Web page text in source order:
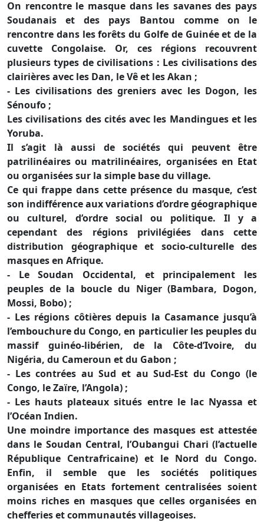
On rencontre le masque dans les savanes des pays
Soudanais et des pays Bantou comme on le
rencontre dans les forêts du Golfe de Guinée et de la
cuvette Congolaise. Or, ces régions recouvrent
plusieurs types de civilisations : Les civilisations des
clairières avec les Dan, le Vê et les Akan ;
- Les civilisations des greniers avec les Dogon, les
Sénoufo ;
Les civilisations des cités avec les Mandingues et les
Yoruba.
Il s’agit là aussi de sociétés qui peuvent être
patrilinéaires ou matrilinéaires, organisées en Etat
ou organisées sur la simple base du village.
Ce qui frappe dans cette présence du masque, c’est
son indifférence aux variations d’ordre géographique
ou culturel, d’ordre social ou politique. Il y a
cependant des régions privilégiées dans cette
distribution géographique et socio-culturelle des
masques en Afrique.
- Le Soudan Occidental, et principalement les
peuples de la boucle du Niger (Bambara, Dogon,
Mossi, Bobo) ;
- Les régions côtières depuis la Casamance jusqu’à
l’embouchure du Congo, en particulier les peuples du
massif guinéo-libérien, de la Côte-d’Ivoire, du
Nigéria, du Cameroun et du Gabon ;
- Les contrées au Sud et au Sud-Est du Congo (le
Congo, le Zaïre, l’Angola) ;
- Les hauts plateaux situés entre le lac Nyassa et
l’Océan Indien.
Une moindre importance des masques est attestée
dans le Soudan Central, l’Oubangui Chari (l’actuelle
République Centrafricaine) et le Nord du Congo.
Enfin, il semble que les sociétés politiques
organisées en Etats fortement centralisées soient
moins riches en masques que celles organisées en
chefferies et communautés villageoises.